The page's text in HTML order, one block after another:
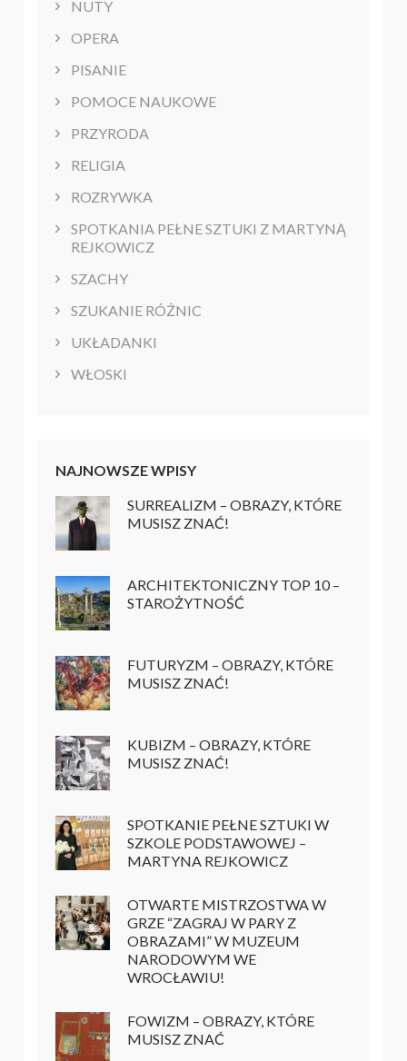
NUTY
OPERA
PISANIE
POMOCE NAUKOWE
PRZYRODA
RELIGIA
ROZRYWKA
SPOTKANIA PEŁNE SZTUKI Z MARTYNĄ
REJKOWICZ
SZACHY
SZUKANIE RÓŻNIC
UKŁADANKI
WŁOSKI
NAJNOWSZE WPISY
SURREALIZM – OBRAZY, KTÓRE
MUSISZ ZNAĆ!
ARCHITEKTONICZNY TOP 10 –
STAROŻYTNOŚĆ
FUTURYZM – OBRAZY, KTÓRE
MUSISZ ZNAĆ!
KUBIZM – OBRAZY, KTÓRE
MUSISZ ZNAĆ!
SPOTKANIE PEŁNE SZTUKI W
SZKOLE PODSTAWOWEJ –
MARTYNA REJKOWICZ
OTWARTE MISTRZOSTWA W
GRZE “ZAGRAJ W PARY Z
OBRAZAMI” W MUZEUM
NARODOWYM WE
WROCŁAWIU!
FOWIZM – OBRAZY, KTÓRE
MUSISZ ZNAĆ